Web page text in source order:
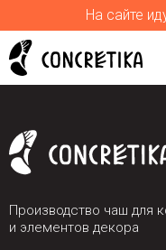
На сайте
Производство чаш для
и элементов декора